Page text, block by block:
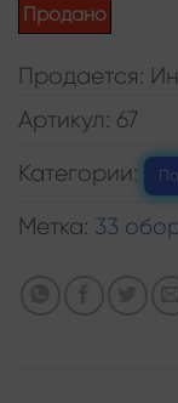
Продано
Продается:
Артикул: 67
Категории:
Метка: 33